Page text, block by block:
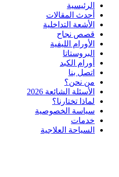
الرئيسية
أحدث المقالات
الأشعة التداخلية
قصص نجاح
الأورام الليفية
البروستاتا
أورام الكبد
اتصل بنا
من نحن؟
الأسئلة الشائعة 2026
لماذا تختارنا؟
سياسة الخصوصية
خدمات
السياحة العلاجية